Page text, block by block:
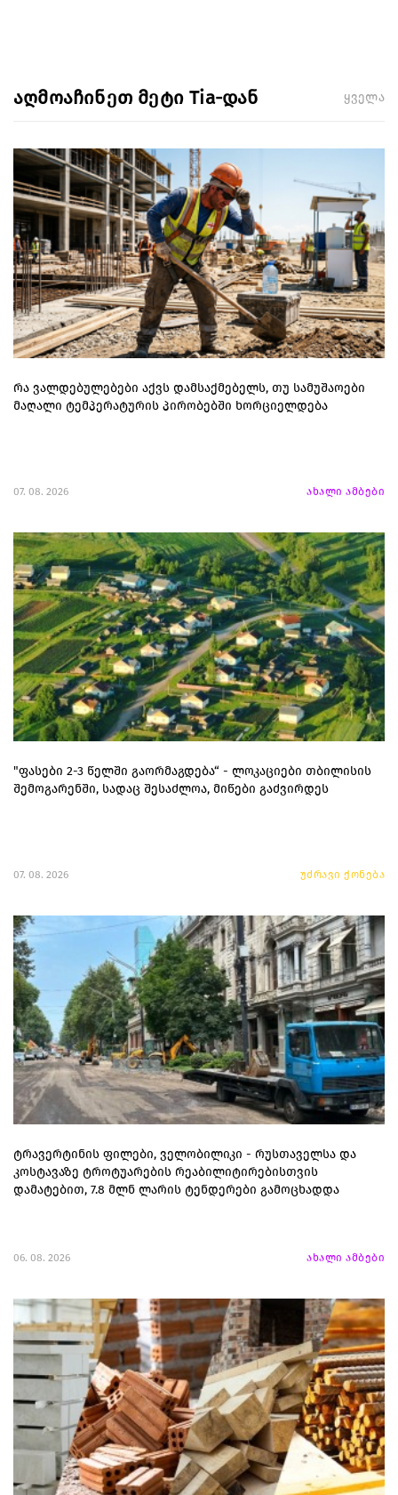
აღმოაჩინეთ მეტი Tia-დან ყველა
რა ვალდებულებები აქვს დამსაქმებელს, თუ სამუშაოები
მაღალი ტემპერატურის პირობებში ხორციელდება
07. 08. 2026 ახალი ამბები
"ფასები 2-3 წელში გაორმაგდება“ - ლოკაციები თბილისის
შემოგარენში, სადაც შესაძლოა, მიწები გაძვირდეს
07. 08. 2026 უძრავი ქონება
ტრავერტინის ფილები, ველობილიკი - რუსთაველსა და
კოსტავაზე ტროტუარების რეაბილიტირებისთვის
დამატებით, 7.8 მლნ ლარის ტენდერები გამოცხადდა
06. 08. 2026 ახალი ამბები